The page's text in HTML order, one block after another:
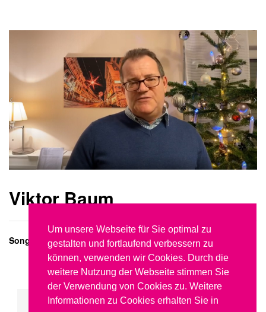
Um unsere Webseite für Sie optimal zu
gestalten und fortlaufend verbessern zu
können, verwenden wir Cookies. Durch die
weitere Nutzung der Webseite stimmen Sie
der Verwendung von Cookies zu. Weitere
Informationen zu Cookies erhalten Sie in
Viktor Baum
Songwriter und Interpret
Zurück 1 2 Weiter Ende